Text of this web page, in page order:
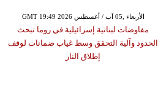
GMT 19:49 2026 الأربعاء ,05 آب / أغسطس
مفاوضات لبنانية إسرائيلية في روما تبحث
الحدود وآلية التحقق وسط غياب ضمانات لوقف
إطلاق النار